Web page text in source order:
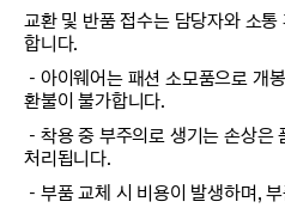
교환 및 반품 접수는 담당자와 소
합니다.
－아이웨어는 패션 소모품으로 개
환불이 불가합니다.
－착용 중 부주의로 생기는 손상은
처리됩니다.
－부품 교체 시 비용이 발생하며,